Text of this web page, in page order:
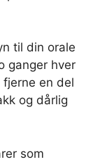
til din orale
ganger hver
en del
og dårlig
som